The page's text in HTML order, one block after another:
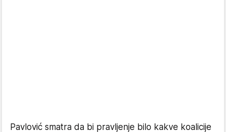
Pavlović smatra da bi pravljenje bilo kakve koalicije